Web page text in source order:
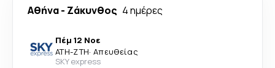
Αθήνα- Ζάκυνθος 4 ημέρες
Πέμ 12 Νοε
ATH-ZTH· Απευθείας
SKY express